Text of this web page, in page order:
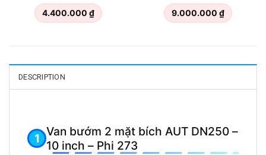
4.400.000 ₫ 9.000.000 ₫
DESCRIPTION
Van bướm 2 mặt bích AUT DN250 –
10 inch – Phi 273